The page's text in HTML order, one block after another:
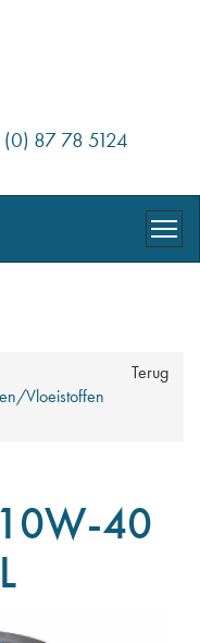
87 78 5124
Terug
Vloeistoffen
40